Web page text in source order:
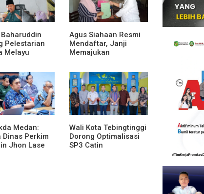
Pelestarian
Melayu
Jilid 7
Agus Siahaan Resmi
Mendaftar, Janji
Memajukan
Karya Tulis Se-Sumut
Medan:
Dinas Perkim
Jhon Lase
Wali Kota Tebingtinggi
Dorong Optimalisasi
SP3 Catin